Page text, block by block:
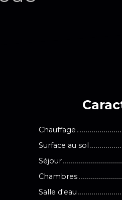
Chauffage
Surface au sol
Séjour
Chambres
Salle d'eau